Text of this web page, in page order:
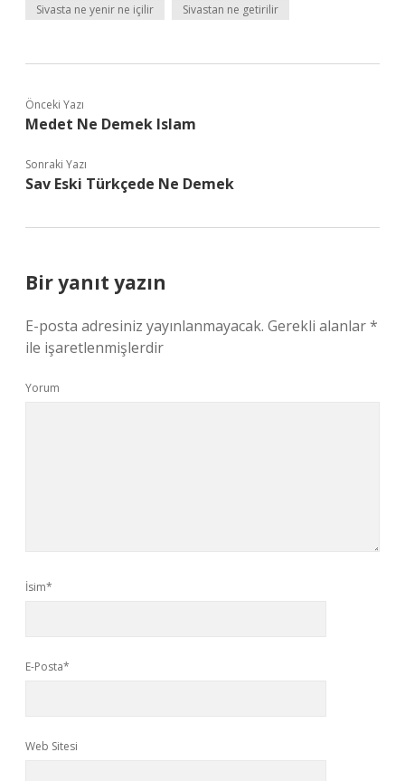
Sivasta ne yenir ne içilir Sivastan ne getirilir
Önceki Yazı
Medet Ne Demek Islam
Sonraki Yazı
Sav Eski Türkçede Ne Demek
Bir yanıt yazın
E-posta adresiniz yayınlanmayacak. Gerekli alanlar*
ile işaretlenmişlerdir
Yorum
İsim*
E-Posta*
Web Sitesi